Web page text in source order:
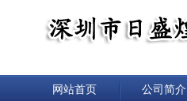
网站首页 公司简介